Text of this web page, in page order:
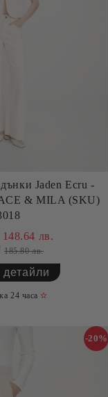
Jaden Ecru -
& MILA (SKU)
148.64 лв.
185.80 лв.
24 часа ✫
-20%